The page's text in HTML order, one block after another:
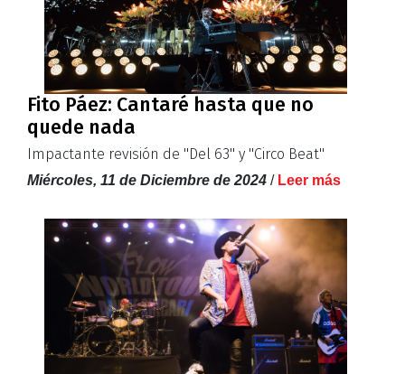
Fito Páez: Cantaré hasta que no
quede nada
Impactante revisión de ''Del 63'' y ''Circo Beat''
Miércoles, 11 de Diciembre de 2024 / Leer más